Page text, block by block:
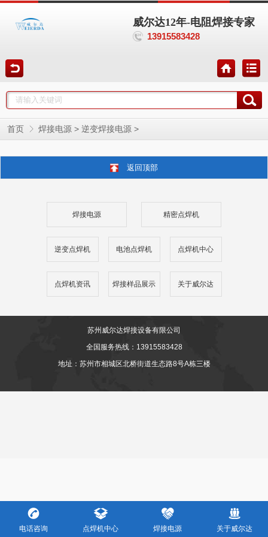
威尔达12年-电阻焊接专家
13915583428
首页 焊接电源 > 逆变焊接电源 >
返回顶部
焊接电源 精密点焊机
逆变点焊机 电池点焊机 点焊机中心
点焊机资讯 焊接样品展示 关于威尔达
苏州威尔达焊接设备有限公司
全国服务热线：13915583428
地址：苏州市相城区北桥街道生态路8号A栋三楼
电话咨询 点焊机中心 焊接电源 关于威尔达